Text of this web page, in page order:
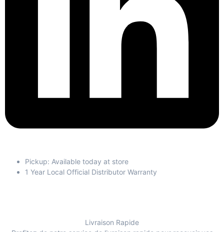
Pickup: Available today at store
1 Year Local Official Distributor Warranty
Livraison Rapide